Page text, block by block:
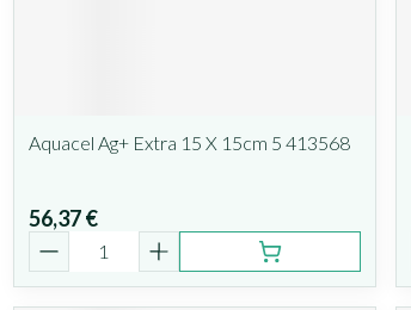
Aquacel Ag+ Extra 15 X 15cm 5 413568
56,37 €
Quantité